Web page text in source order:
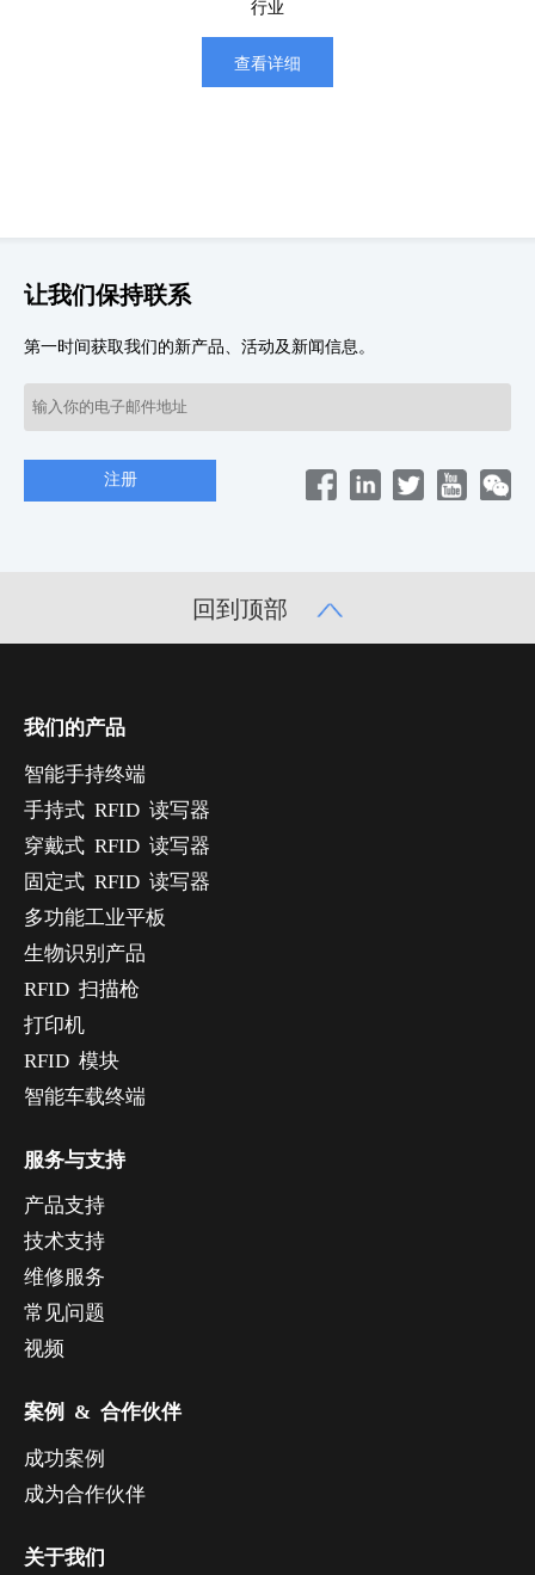
行业
查看详细
让我们保持联系
第一时间获取我们的新产品、活动及新闻信息。
回到顶部
我们的产品
智能手持终端
手持式 RFID 读写器
穿戴式 RFID 读写器
固定式 RFID 读写器
多功能工业平板
生物识别产品
RFID 扫描枪
打印机
RFID 模块
智能车载终端
服务与支持
产品支持
技术支持
维修服务
常见问题
视频
案例 & 合作伙伴
成功案例
成为合作伙伴
关于我们